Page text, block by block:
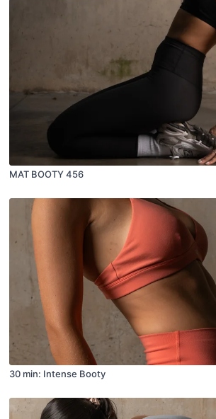
MAT BOOTY 456
30 min: Intense Booty